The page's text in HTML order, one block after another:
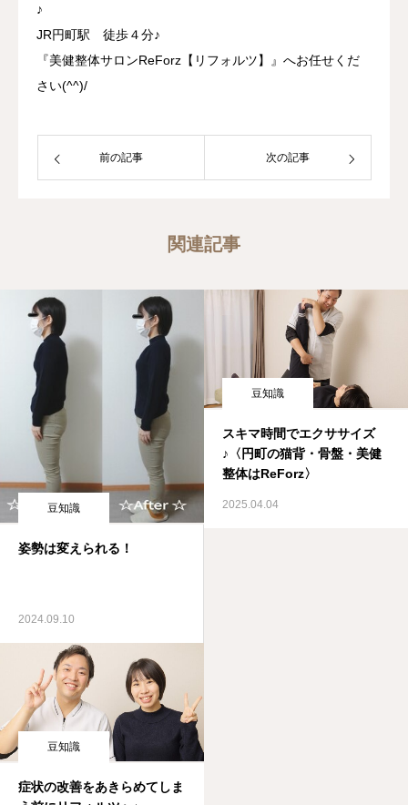
♪
JR円町駅 徒歩４分♪
『美健整体サロンReForz【リフォルツ】』へお任せくだ
さい(^^)/
前の記事 次の記事
関連記事
豆知識
姿勢は変えられる！
2024.09.10
豆知識
スキマ時間でエクササイズ
♪〈円町の猫背・骨盤・美健
整体はReForz〉
2025.04.04
豆知識
症状の改善をあきらめてしま